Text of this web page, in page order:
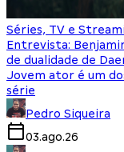
Séries, TV e
Entrevista:
de dualidade de
Jovem ator é um
série
Pedro Siqueira
03.ago.26